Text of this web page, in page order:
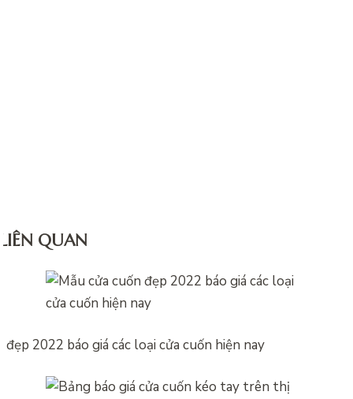
QUAN
đẹp 2022 báo giá các loại cửa cuốn hiện nay